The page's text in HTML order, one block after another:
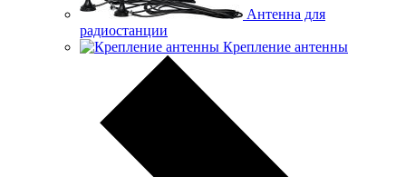
Антенна для
радиостанции
Крепление антенны